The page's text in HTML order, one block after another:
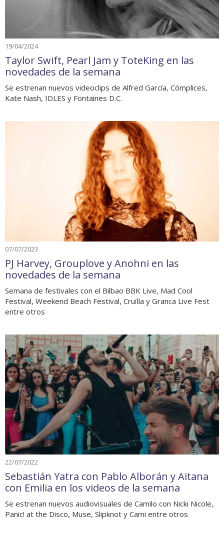
19/04/2024
Taylor Swift, Pearl Jam y ToteKing en las
novedades de la semana
Se estrenan nuevos videoclips de Alfred García, Cómplices,
Kate Nash, IDLES y Fontaines D.C.
07/07/2023
PJ Harvey, Grouplove y Anohni en las
novedades de la semana
Semana de festivales con el Bilbao BBK Live, Mad Cool
Festival, Weekend Beach Festival, Cruïlla y Granca Live Fest
entre otros
22/07/2022
Sebastián Yatra con Pablo Alborán y Aitana
con Emilia en los videos de la semana
Se estrenan nuevos audiovisuales de Camilo con Nicki Nicole,
Panic! at the Disco, Muse, Slipknot y Cami entre otros